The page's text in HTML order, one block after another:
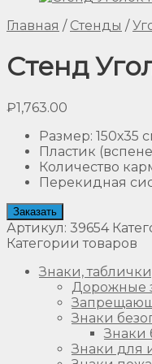
Главная / Стенды /
Стенд
₽1,763.00
Размер: 150х35
Пластик
Количество
Перекидная
Заказать
Артикул: 39654
Категории товаров
Знаки,
Дорожные
Знаки
Знаки
Знаки для